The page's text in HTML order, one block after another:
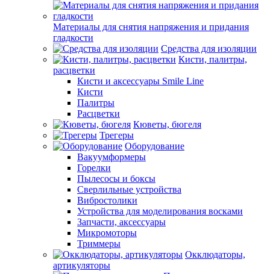
Материалы для снятия напряжения и придания
гладкости
Средства для изоляции
Кисти, палитры,
расцветки
Кисти и аксессуары Smile Line
Кисти
Палитры
Расцветки
Кюветы, бюгеля
Трегеры
Оборудование
Вакуумформеры
Горелки
Пылесосы и боксы
Сверлильные устройства
Вибростолики
Устройства для моделирования восками
Запчасти, аксессуары
Микромоторы
Триммеры
Окклюдаторы,
артикуляторы